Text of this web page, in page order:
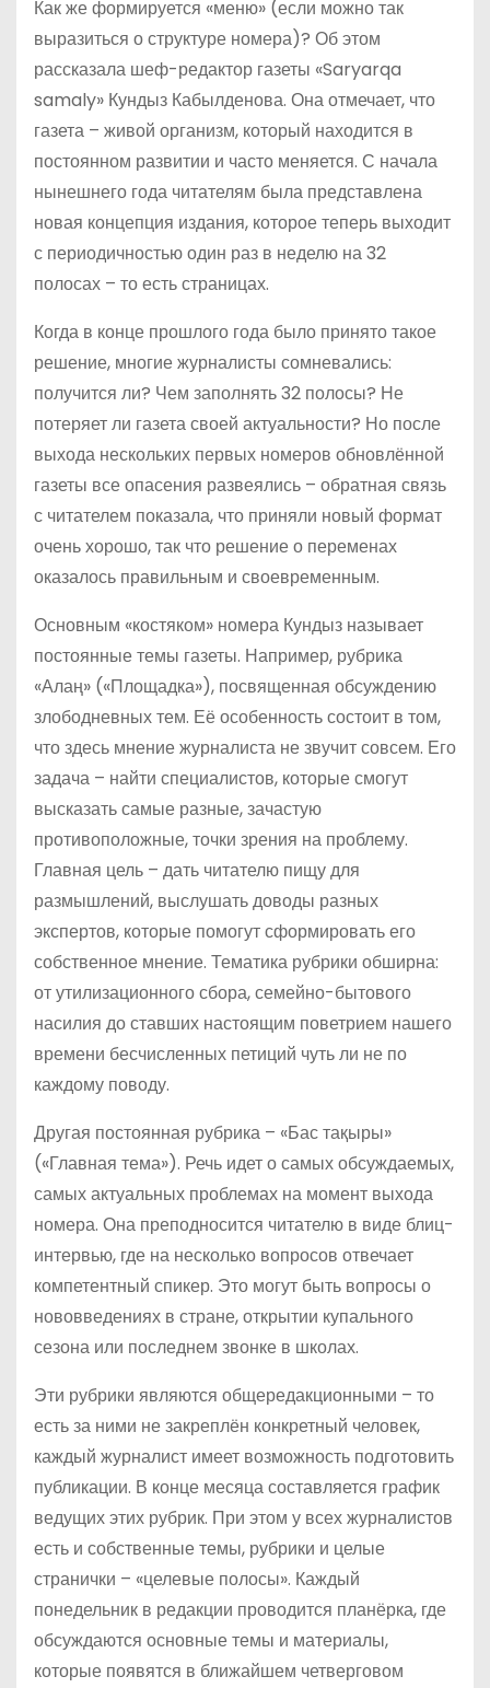
Как же формируется «меню» (если можно так
выразиться о структуре номера)? Об этом
рассказала шеф-редактор газеты «Saryarqa
samaly» Кундыз Кабылденова. Она отмечает, что
газета – живой организм, который находится в
постоянном развитии и часто меняется. С начала
нынешнего года читателям была представлена
новая концепция издания, которое теперь выходит
с периодичностью один раз в неделю на 32
полосах – то есть страницах.
Когда в конце прошлого года было принято такое
решение, многие журналисты сомневались:
получится ли? Чем заполнять 32 полосы? Не
потеряет ли газета своей актуальности? Но после
выхода нескольких первых номеров обновлённой
газеты все опасения развеялись – обратная связь
с читателем показала, что приняли новый формат
очень хорошо, так что решение о переменах
оказалось правильным и своевременным.
Основным «костяком» номера Кундыз называет
постоянные темы газеты. Например, рубрика
«Алаң» («Площадка»), посвященная обсуждению
злободневных тем. Её особенность состоит в том,
что здесь мнение журналиста не звучит совсем. Его
задача – найти специалистов, которые смогут
высказать самые разные, зачастую
противоположные, точки зрения на проблему.
Главная цель – дать читателю пищу для
размышлений, выслушать доводы разных
экспертов, которые помогут сформировать его
собственное мнение. Тематика рубрики обширна:
от утилизационного сбора, семейно-бытового
насилия до ставших настоящим поветрием нашего
времени бесчисленных петиций чуть ли не по
каждому поводу.
Другая постоянная рубрика – «Бас тақыры»
(«Главная тема»). Речь идет о самых обсуждаемых,
самых актуальных проблемах на момент выхода
номера. Она преподносится читателю в виде блиц-
интервью, где на несколько вопросов отвечает
компетентный спикер. Это могут быть вопросы о
нововведениях в стране, открытии купального
сезона или последнем звонке в школах.
Эти рубрики являются общередакционными – то
есть за ними не закреплён конкретный человек,
каждый журналист имеет возможность подготовить
публикации. В конце месяца составляется график
ведущих этих рубрик. При этом у всех журналистов
есть и собственные темы, рубрики и целые
странички – «целевые полосы». Каждый
понедельник в редакции проводится планёрка, где
обсуждаются основные темы и материалы,
которые появятся в ближайшем четверговом